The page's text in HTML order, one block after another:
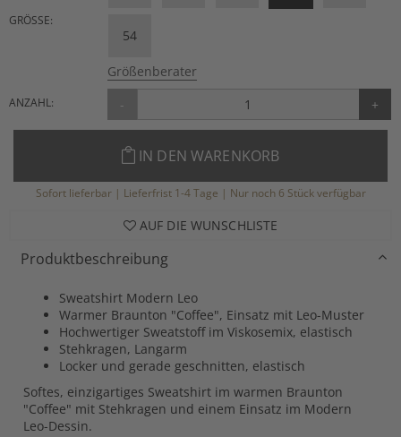
GRÖSSE:
54
Größenberater
ANZAHL: - +
IN DEN WARENKORB
Sofort lieferbar | Lieferfrist 1-4 Tage | Nur noch 6 Stück verfügbar
AUF DIE WUNSCHLISTE
Produktbeschreibung
Sweatshirt Modern Leo
Warmer Braunton "Coffee", Einsatz mit Leo-Muster
Hochwertiger Sweatstoff im Viskosemix, elastisch
Stehkragen, Langarm
Locker und gerade geschnitten, elastisch
Softes, einzigartiges Sweatshirt im warmen Braunton
"Coffee" mit Stehkragen und einem Einsatz im Modern
Leo-Dessin.